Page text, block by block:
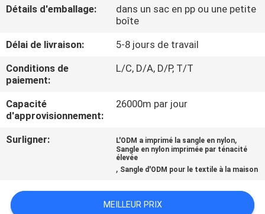
CONTRÔLE
QUALITÉ
CONTACTEZ-
NOUS
DEMANDEZ
CITATION
Détails d'emballage:
dans un sac en pp ou une petite
boîte
Délai de livraison:
5-8 jours de travail
Conditions de
paiement:
L/C, D/A, D/P, T/T
Capacité
d'approvisionnement:
26000m par jour
Surligner: L'ODM a imprimé la sangle en nylon,
Sangle en nylon imprimée par ténacité
élevée
, Sangle d'ODM pour le textile à la maison
MEILLEUR PRIX